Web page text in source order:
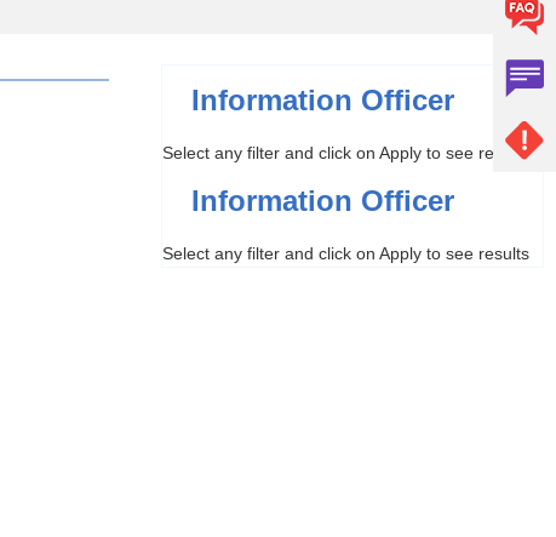
Information Officer
Select any filter and click on Apply to see results
Information Officer
Select any filter and click on Apply to see results